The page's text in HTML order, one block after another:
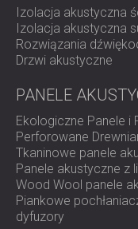
IZOLACJA
KLUBÓW
IZOLACJA
WYCISZANIE
ROMÂNIA
FINLAND
РОССИЯ
SOUTH
Izolacja akustyczna
Izolacja akustyczna
Rozwiązania
Drzwi akustyczne
PANELE
Ekologiczne Panele i
Perforowane
Tkaninowe panele
Panele akustyczne z
Wood Wool panele
Piankowe
dyfuzory